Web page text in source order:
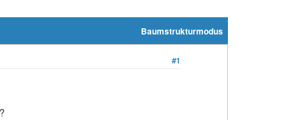
Baumstrukturmodus
#1